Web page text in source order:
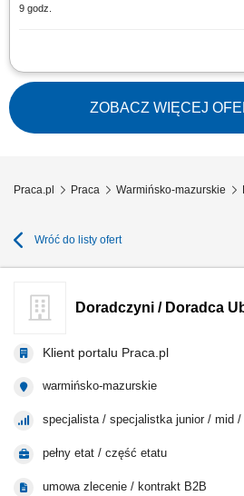
9 godz.
Sprzedaż to Twoja mocna strona. Może czas
naprawdę ma znaczenie? Nie szukam osób z
ubezpieczeniach. Szukam ludzi, którzy od lat
relacje i wiedzą, że dobra sprzedaż zaczyna
pracujesz dziś w:...
ZOBACZ WIĘCEJ
Praca.pl Praca Warmińsko-mazurskie
Wróć do listy ofert
Doradczyni / Doradca
Klient portalu Praca.pl
warmińsko-mazurskie
specjalista / specjalistka junior / mid /
pełny etat / część etatu
umowa zlecenie / kontrakt B2B